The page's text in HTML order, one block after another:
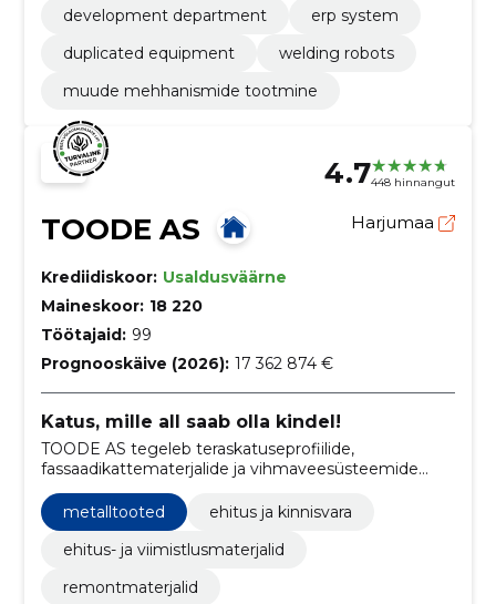
development department
erp system
duplicated equipment
welding robots
muude mehhanismide tootmine
4.7448 hinnangut
TOODE AS Harjumaa
Krediidiskoor: Usaldusväärne
Maineskoor: 18 220
Töötajaid: 99
Prognooskäive (2026): 17 362 874 €
Katus, mille all saab olla kindel!
TOODE AS tegeleb teraskatuseprofiilide,
fassaadikattematerjalide ja vihmaveesüsteemide
tootmise ja paigaldamisega.
metalltooted
ehitus ja kinnisvara
ehitus- ja viimistlusmaterjalid
remontmaterjalid